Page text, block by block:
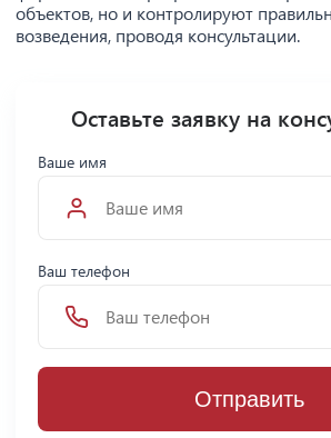
объектов, но и контролируют
возведения, проводя консультации.
Оставьте заявку на
Ваше имя
Ваш телефон
Отправить